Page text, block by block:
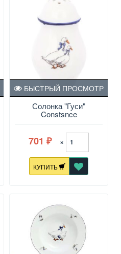
Солонка "Гуси"
Constsnce
БЫСТРЫЙ ПРОСМОТР
701 ₽ ×
КУПИТЬ